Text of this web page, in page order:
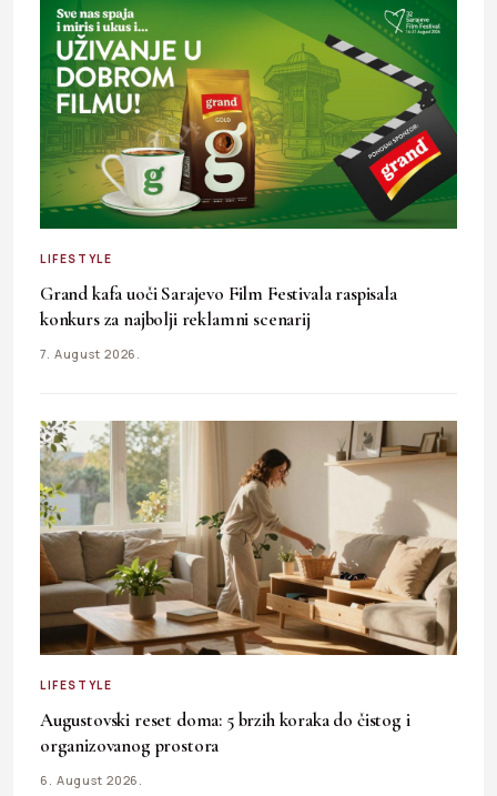
LIFESTYLE
Grand kafa uoči Sarajevo Film Festivala raspisala
konkurs za najbolji reklamni scenarij
7. August 2026.
LIFESTYLE
Augustovski reset doma: 5 brzih koraka do čistog i
organizovanog prostora
6. August 2026.